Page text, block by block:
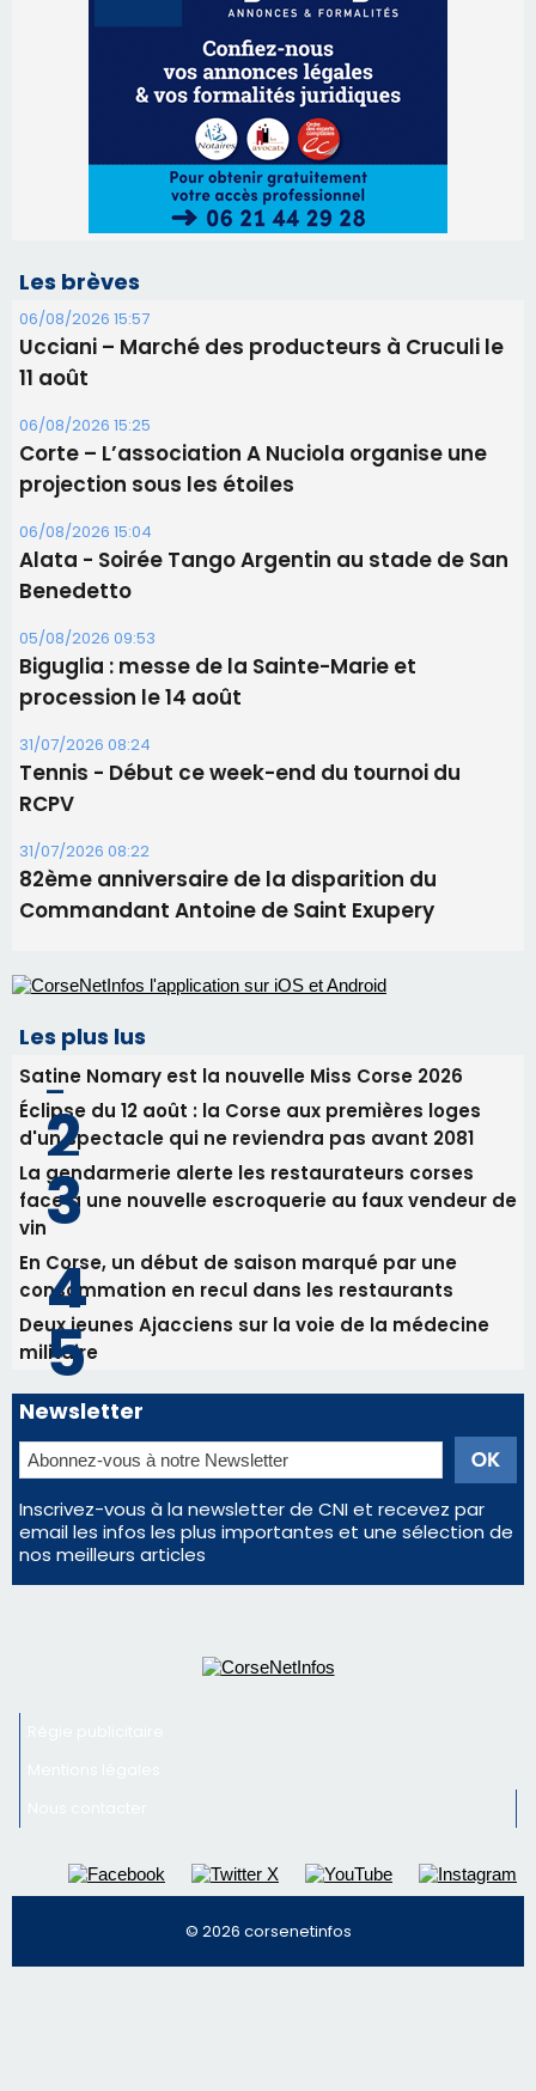
Les brèves
06/08/2026 15:57
Ucciani – Marché des producteurs à Cruculi le
11 août
06/08/2026 15:25
Corte – L’association A Nuciola organise une
projection sous les étoiles
06/08/2026 15:04
Alata - Soirée Tango Argentin au stade de San
Benedetto
05/08/2026 09:53
Biguglia : messe de la Sainte-Marie et
procession le 14 août
31/07/2026 08:24
Tennis - Début ce week-end du tournoi du
RCPV
31/07/2026 08:22
82ème anniversaire de la disparition du
Commandant Antoine de Saint Exupery
Les plus lus
Satine Nomary est la nouvelle Miss Corse 2026
Éclipse du 12 août : la Corse aux premières loges
d'un spectacle qui ne reviendra pas avant 2081
La gendarmerie alerte les restaurateurs corses
face à une nouvelle escroquerie au faux vendeur de
vin
En Corse, un début de saison marqué par une
consommation en recul dans les restaurants
Deux jeunes Ajacciens sur la voie de la médecine
militaire
Newsletter
Inscrivez-vous à la newsletter de CNI et recevez par
email les infos les plus importantes et une sélection de
nos meilleurs articles
© 2026 corsenetinfos